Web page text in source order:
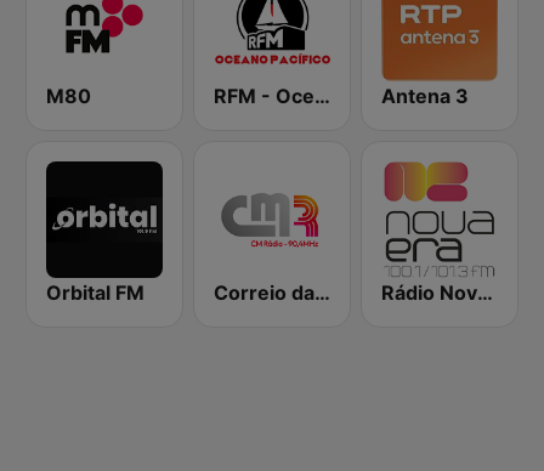
M80 RFM - Oceano Pacífico Online Antena 3
Orbital FM Correio da Manhã Rádio Rádio Nova Era